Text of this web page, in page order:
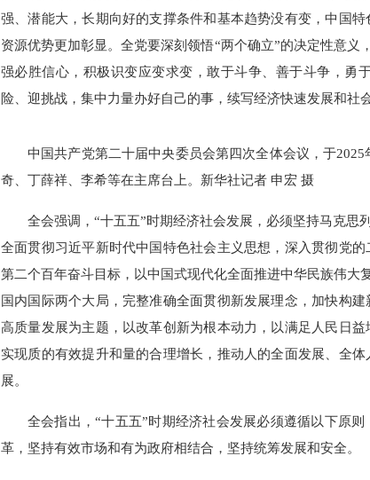
强、潜能大，长期向好的支撑条件和基本趋势没有变，中国
资源优势更加彰显。全党要深刻领悟“两个确立”的决定性意义
强必胜信心，积极识变应变求变，敢于斗争、善于斗争，勇
险、迎挑战，集中力量办好自己的事，续写经济快速发展和社
中国共产党第二十届中央委员会第四次全体会议，于
奇、丁薛祥、李希等在主席台上。新华社记者 申宏 摄
全会强调，“十五五”时期经济社会发展，必须坚持马克思
全面贯彻习近平新时代中国特色社会主义思想，深入贯彻党
第二个百年奋斗目标，以中国式现代化全面推进中华民族伟大
国内国际两个大局，完整准确全面贯彻新发展理念，加快构
高质量发展为主题，以改革创新为根本动力，以满足人民日
实现质的有效提升和量的合理增长，推动人的全面发展、全
展。
全会指出，“十五五”时期经济社会发展必须遵循以下原
革，坚持有效市场和有为政府相结合，坚持统筹发展和安全。